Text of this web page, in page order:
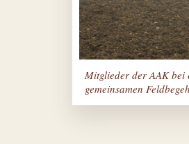
Mitglieder der AAK bei
gemeinsamen